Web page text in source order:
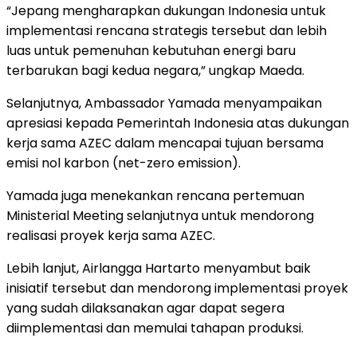
“Jepang mengharapkan dukungan Indonesia untuk
implementasi rencana strategis tersebut dan lebih
luas untuk pemenuhan kebutuhan energi baru
terbarukan bagi kedua negara,” ungkap Maeda.
Selanjutnya, Ambassador Yamada menyampaikan
apresiasi kepada Pemerintah Indonesia atas dukungan
kerja sama AZEC dalam mencapai tujuan bersama
emisi nol karbon (net-zero emission).
Yamada juga menekankan rencana pertemuan
Ministerial Meeting selanjutnya untuk mendorong
realisasi proyek kerja sama AZEC.
Lebih lanjut, Airlangga Hartarto menyambut baik
inisiatif tersebut dan mendorong implementasi proyek
yang sudah dilaksanakan agar dapat segera
diimplementasi dan memulai tahapan produksi.